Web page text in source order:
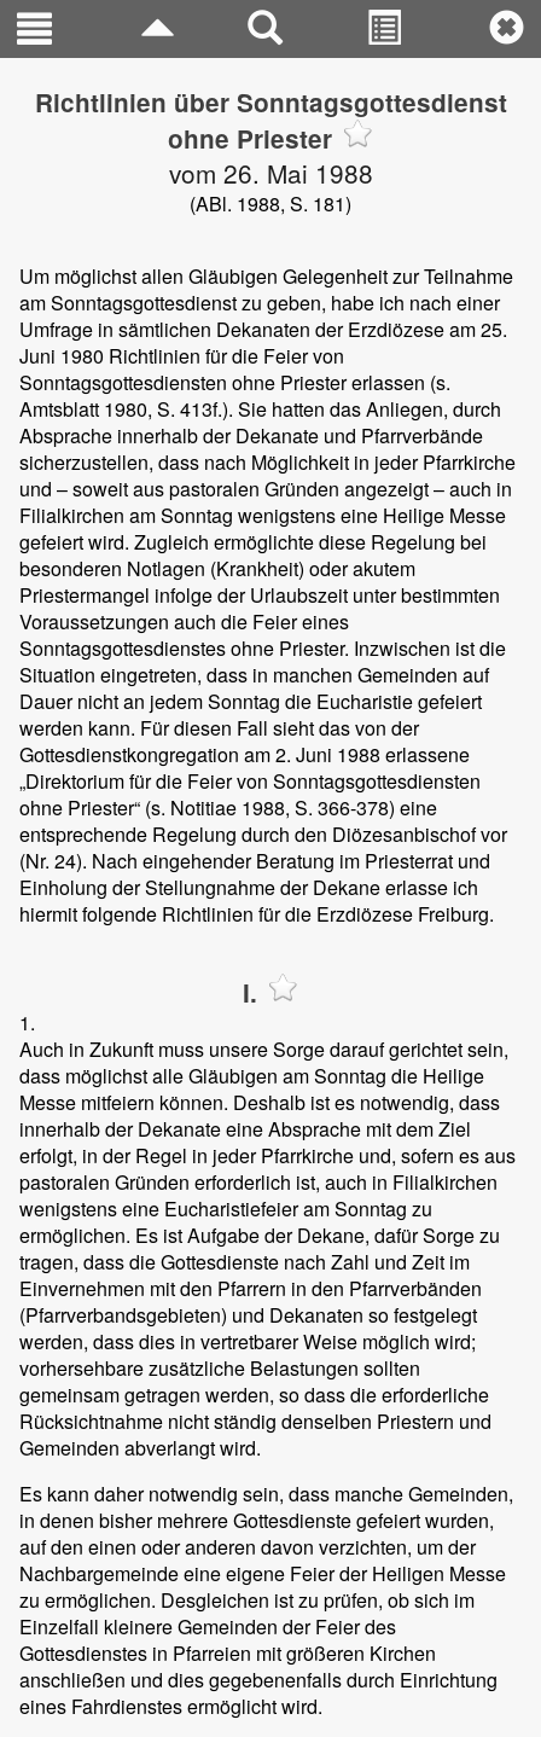
Richtlinien über Sonntagsgottesdienst
ohne Priester
vom 26. Mai 1988
(ABl. 1988, S. 181)
Um möglichst allen Gläubigen Gelegenheit zur Teilnahme
am Sonntagsgottesdienst zu geben, habe ich nach einer
Umfrage in sämtlichen Dekanaten der Erzdiözese am 25.
Juni 1980 Richtlinien für die Feier von
Sonntagsgottesdiensten ohne Priester erlassen (s.
Amtsblatt 1980, S. 413f.). Sie hatten das Anliegen, durch
Absprache innerhalb der Dekanate und Pfarrverbände
sicherzustellen, dass nach Möglichkeit in jeder Pfarrkirche
und – soweit aus pastoralen Gründen angezeigt – auch in
Filialkirchen am Sonntag wenigstens eine Heilige Messe
gefeiert wird. Zugleich ermöglichte diese Regelung bei
besonderen Notlagen (Krankheit) oder akutem
Priestermangel infolge der Urlaubszeit unter bestimmten
Voraussetzungen auch die Feier eines
Sonntagsgottesdienstes ohne Priester. Inzwischen ist die
Situation eingetreten, dass in manchen Gemeinden auf
Dauer nicht an jedem Sonntag die Eucharistie gefeiert
werden kann. Für diesen Fall sieht das von der
Gottesdienstkongregation am 2. Juni 1988 erlassene
„Direktorium für die Feier von Sonntagsgottesdiensten
ohne Priester“ (s. Notitiae 1988, S. 366-378) eine
entsprechende Regelung durch den Diözesanbischof vor
(Nr. 24). Nach eingehender Beratung im Priesterrat und
Einholung der Stellungnahme der Dekane erlasse ich
hiermit folgende Richtlinien für die Erzdiözese Freiburg.
I.
1.
Auch in Zukunft muss unsere Sorge darauf gerichtet sein,
dass möglichst alle Gläubigen am Sonntag die Heilige
Messe mitfeiern können. Deshalb ist es notwendig, dass
innerhalb der Dekanate eine Absprache mit dem Ziel
erfolgt, in der Regel in jeder Pfarrkirche und, sofern es aus
pastoralen Gründen erforderlich ist, auch in Filialkirchen
wenigstens eine Eucharistiefeier am Sonntag zu
ermöglichen. Es ist Aufgabe der Dekane, dafür Sorge zu
tragen, dass die Gottesdienste nach Zahl und Zeit im
Einvernehmen mit den Pfarrern in den Pfarrverbänden
(Pfarrverbandsgebieten) und Dekanaten so festgelegt
werden, dass dies in vertretbarer Weise möglich wird;
vorhersehbare zusätzliche Belastungen sollten
gemeinsam getragen werden, so dass die erforderliche
Rücksichtnahme nicht ständig denselben Priestern und
Gemeinden abverlangt wird.
Es kann daher notwendig sein, dass manche Gemeinden,
in denen bisher mehrere Gottesdienste gefeiert wurden,
auf den einen oder anderen davon verzichten, um der
Nachbargemeinde eine eigene Feier der Heiligen Messe
zu ermöglichen. Desgleichen ist zu prüfen, ob sich im
Einzelfall kleinere Gemeinden der Feier des
Gottesdienstes in Pfarreien mit größeren Kirchen
anschließen und dies gegebenenfalls durch Einrichtung
eines Fahrdienstes ermöglicht wird.